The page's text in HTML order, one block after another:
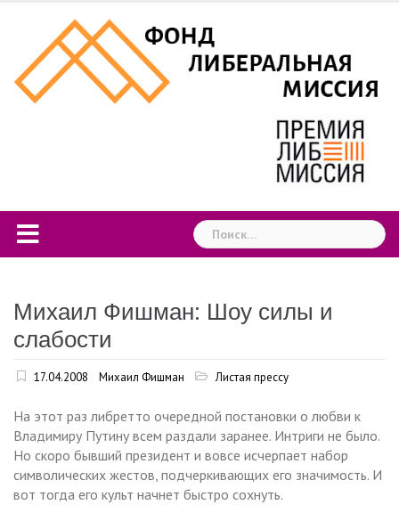
content
Найти:
Михаил Фишман: Шоу силы и
слабости
17.04.2008 Михаил Фишман Листая прессу
На этот раз либретто очередной постановки о любви к
Владимиру Путину всем раздали заранее. Интриги не было.
Но скоро бывший президент и вовсе исчерпает набор
символических жестов, подчеркивающих его значимость. И
вот тогда его культ начнет быстро сохнуть.